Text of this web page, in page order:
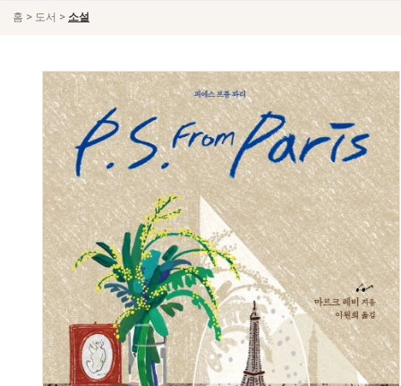
홈 > 도서 > 소설